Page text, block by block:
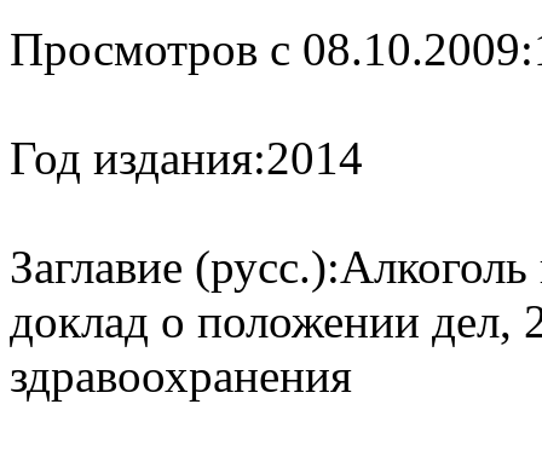
Просмотров с 08.10.2009:
Год издания:2014
Заглавие (русс.):Алкоголь
доклад о положении дел,
здравоохранения